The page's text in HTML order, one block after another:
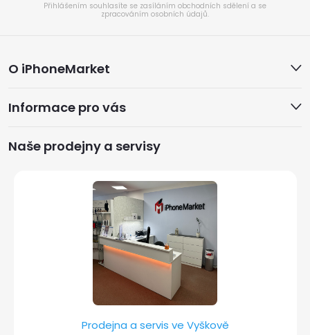
Přihlášením souhlasíte se zasíláním obchodních sdělení a se
zpracováním osobních údajů.
á
p
a
O iPhoneMarket
Informace pro vás
Naše prodejny a servisy
Prodejna a servis ve Vyškově